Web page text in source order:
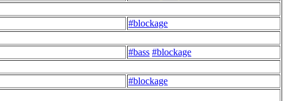
#blockage
#bass #blockage
#blockage